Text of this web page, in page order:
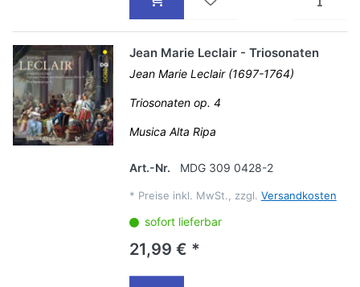
Jean Marie Leclair - Triosonaten
Jean Marie Leclair (1697-1764)
Triosonaten op. 4
Musica Alta Ripa
Art.-Nr. MDG 309 0428-2
* Preise inkl. MwSt., zzgl. Versandkosten
sofort lieferbar
21,99 € *